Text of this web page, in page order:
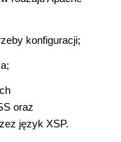
konfiguracji;
oraz
język XSP.